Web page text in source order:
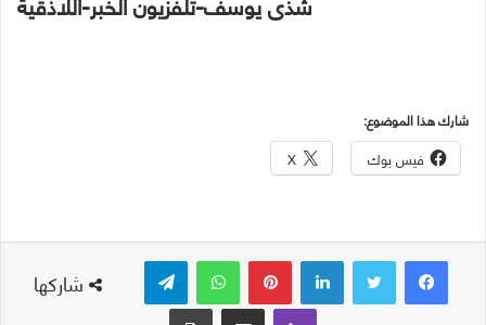
شارك هذا الموضوع:
فيس بوك X
شاركها
لينكدإن بينتيريست واتساب
ڤايبر
مشاركة عبر البريد طباعة